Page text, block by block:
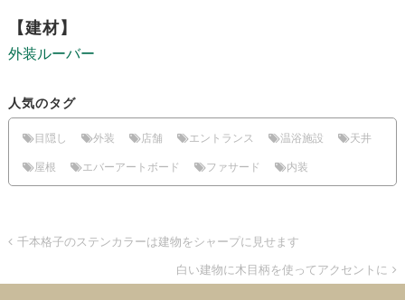
【建材】
外装ルーバー
人気のタグ
目隠し 外装 店舗 エントランス 温浴施設 天井
屋根 エバーアートボード ファサード 内装
千本格子のステンカラーは建物をシャープに見せます
白い建物に木目柄を使ってアクセントに